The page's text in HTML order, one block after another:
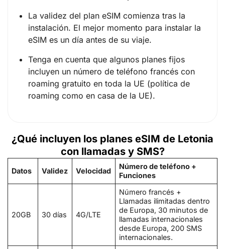
La validez del plan eSIM comienza tras la
instalación. El mejor momento para instalar la
eSIM es un día antes de su viaje.
Tenga en cuenta que algunos planes fijos
incluyen un número de teléfono francés con
roaming gratuito en toda la UE (política de
roaming como en casa de la UE).
¿Qué incluyen los planes eSIM de Letonia
con llamadas y SMS?
Datos Validez Velocidad
Número de teléfono +
Funciones
20GB 30 días 4G/LTE
Número francés +
Llamadas ilimitadas dentro
de Europa, 30 minutos de
llamadas internacionales
desde Europa, 200 SMS
internacionales.